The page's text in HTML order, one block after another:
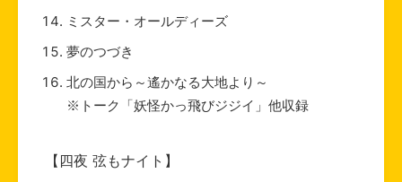
ミスター・オールディーズ
夢のつづき
北の国から～遙かなる大地より～
※トーク「妖怪かっ飛びジジイ」他収録
【四夜 弦もナイト】